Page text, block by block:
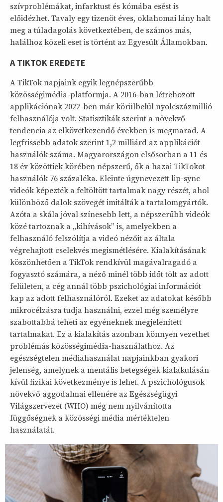
szívproblémákat, infarktust és kómába esést is
előidézhet. Tavaly egy tizenöt éves, oklahomai lány halt
meg a túladagolás következtében, de számos más,
halálhoz közeli eset is történt az Egyesült Államokban.
A TIKTOK EREDETE
A TikTok napjaink egyik legnépszerűbb
közösségimédia-platformja. A 2016-ban létrehozott
applikációnak 2022-ben már körülbelül nyolcszázmillió
felhasználója volt. Statisztikák szerint a növekvő
tendencia az elkövetkezendő években is megmarad. A
legfrissebb adatok szerint 1,2 milliárd az applikációt
használók száma. Magyarországon elsősorban a 11 és
18 év közöttiek körében népszerű, ők a hazai TikTokot
használók 76 százaléka. Eleinte úgynevezett lip-sync
videók képezték a feltöltött tartalmak nagy részét, ahol
különböző dalok szövegét imitálták a tartalomgyártók.
Azóta a skála jóval színesebb lett, a népszerűbb videók
közé tartoznak a „kihívások” is, amelyekben a
felhasználó felszólítja a videó nézőit az általa
végrehajtott cselekvés megismétlésére. Kialakításának
köszönhetően a TikTok rendkívül magávalragadó a
fogyasztó számára, a néző minél több időt tölt az adott
felületen, a cég annál több pszichológiai információt
kap az adott felhasználóról. Ezeket az adatokat később
mikrocélzásra tudja használni, ezzel még személyre
szabottabbá teheti az egyéneknek megjelenített
tartalmakat. Ez a kialakítás azonban könnyen vezethet
problémás közösségimédia-használathoz. Az
egészségtelen médiahasználat napjainkban gyakori
jelenség, amelynek a mentális betegségek kialakulásán
kívül fizikai következménye is lehet. A pszichológusok
növekvő aggodalmai ellenére az Egészségügyi
Világszervezet (WHO) még nem nyilvánította
függőségnek a közösségi média mértéktelen
használatát.